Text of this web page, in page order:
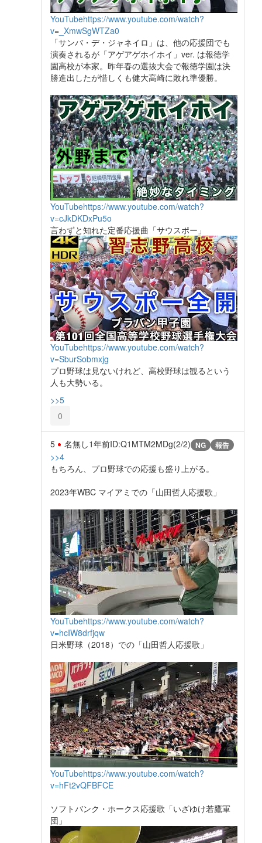
YouTubehttps://www.youtube.com/watch?
v=_XmwSgWTZa0
「サンバ・デ・ジャネイロ」は、他の応援団でも
演奏されるが「アゲアゲホイホイ」ver. は報徳学
園高校が本家。昨年春の選抜大会で報徳学園は決
勝進出したが惜しくも健大高崎に敗れ準優勝。
YouTubehttps://www.youtube.com/watch?
v=cJkDKDxPu5o
言わずと知れた定番応援曲「サウスポー」
YouTubehttps://www.youtube.com/watch?
v=SburSobmxjg
プロ野球は見ないけれど、高校野球は観るという
人も大勢いる。
>>5
0
5 名無し1年前ID:Q1MTM2MDg(2/2) NG 報告
>>4
もちろん、プロ野球での応援も盛り上がる。
2023年WBC マイアミでの「山田哲人応援歌」
YouTubehttps://www.youtube.com/watch?
v=hcIW8drfjqw
日米野球（2018）での「山田哲人応援歌」
YouTubehttps://www.youtube.com/watch?
v=hFt2vQFBFCE
ソフトバンク・ホークス応援歌「いざゆけ若鷹軍
団」